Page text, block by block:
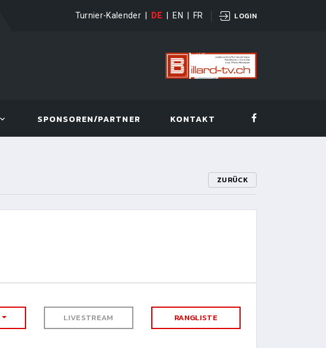
Turnier-Kalender DE EN FR LOGIN
SPONSOREN/PARTNER KONTAKT
ZURÜCK
LIVESTREAM RANGLISTE